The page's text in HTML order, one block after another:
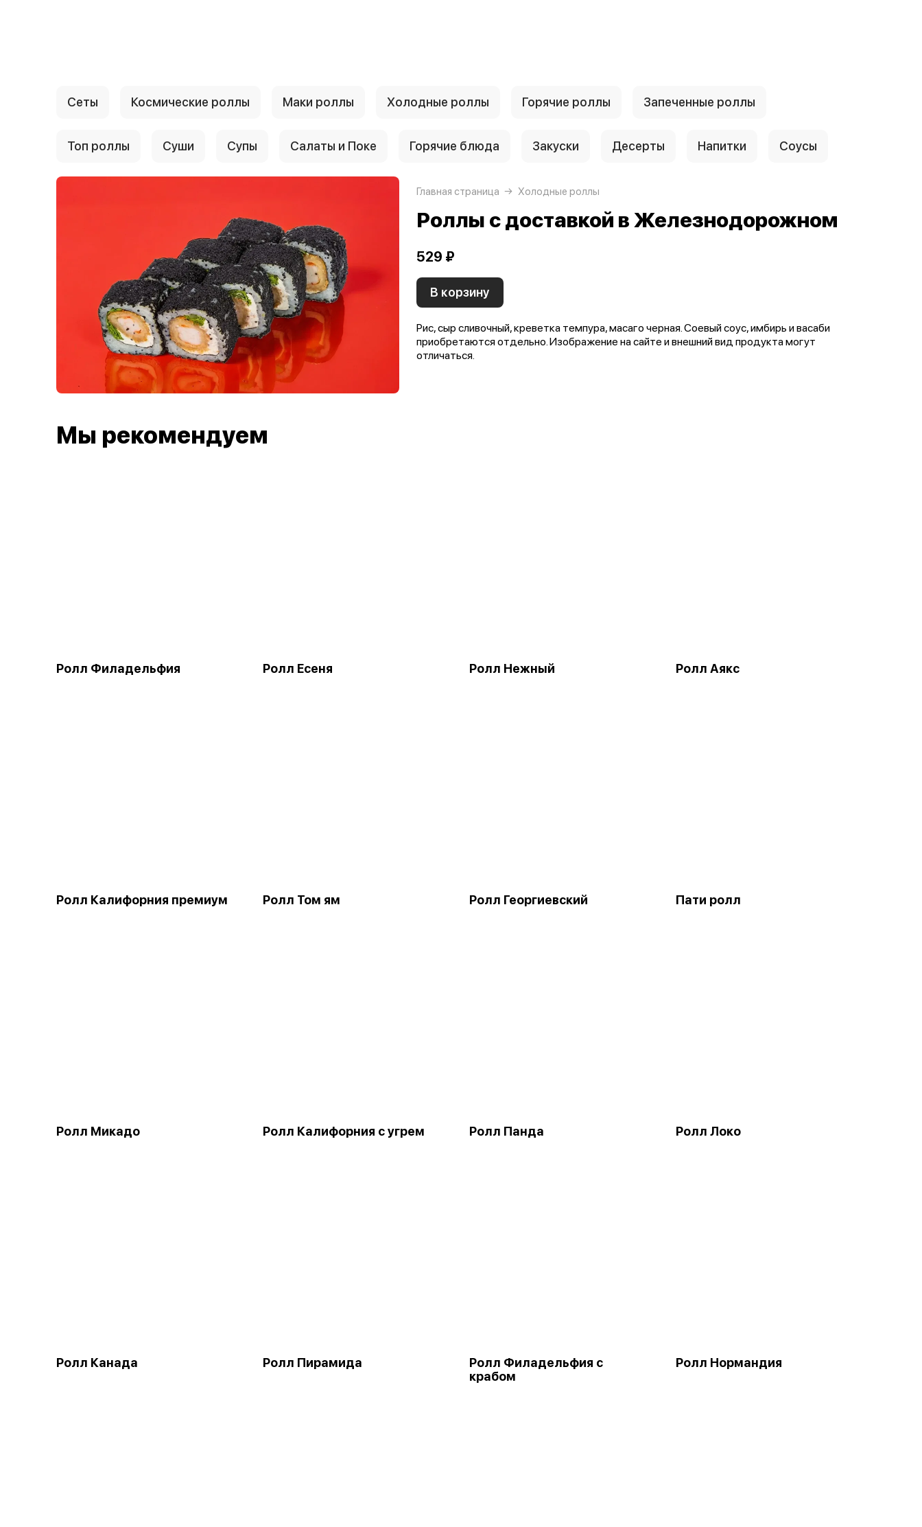
Сеты Космические роллы Маки роллы Холодные роллы Горячие роллы Запеченные роллы
Топ роллы Суши Супы Салаты и Поке Горячие блюда Закуски Десерты Напитки Соусы
Главная страница Холодные роллы
Роллы с доставкой в Железнодорожном
529 ₽
В корзину
Рис, сыр сливочный, креветка темпура, масаго черная. Соевый соус, имбирь и васаби
приобретаются отдельно. Изображение на сайте и внешний вид продукта могут
отличаться.
Мы рекомендуем
Ролл Филадельфия Ролл Есеня Ролл Нежный Ролл Аякс
Ролл Калифорния премиум Ролл Том ям Ролл Георгиевский Пати ролл
Ролл Микадо Ролл Калифорния с угрeм Ролл Панда Ролл Локо
Ролл Канада Ролл Пирамида
Ролл Филадельфия с
крабом
Ролл Нормандия